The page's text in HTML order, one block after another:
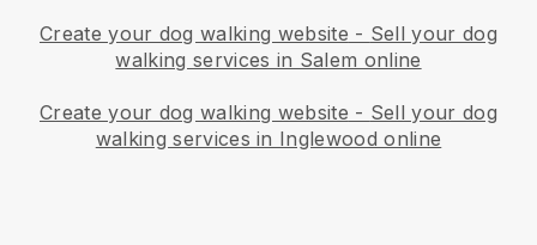
Create your dog walking website - Sell your dog
walking services in Salem online
Create your dog walking website - Sell your dog
walking services in Inglewood online